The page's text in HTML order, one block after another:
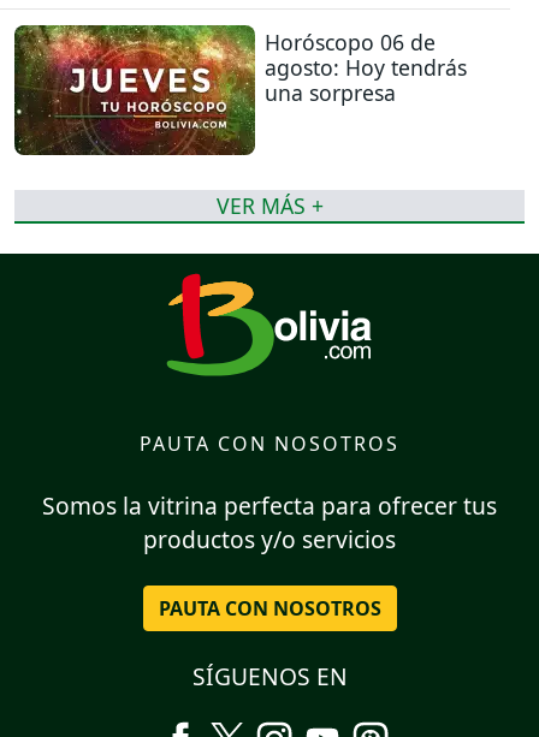
Horóscopo 06 de
agosto: Hoy tendrás
una sorpresa
VER MÁS +
PAUTA CON NOSOTROS
Somos la vitrina perfecta para ofrecer tus
productos y/o servicios
PAUTA CON NOSOTROS
SÍGUENOS EN